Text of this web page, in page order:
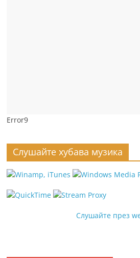
Error9
Слушайте хубава музика
Слушайте през